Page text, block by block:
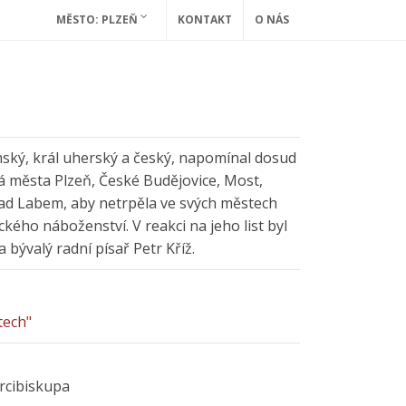
MĚSTO: PLZEŇ KONTAKT O NÁS
král uherský a český, napomínal dosud
Plzeň, České Budějovice, Most,
Labem, aby netrpěla ve svých městech
náboženství. V reakci na jeho list byl
bývalý radní písař Petr Kříž.